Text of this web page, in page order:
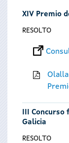
aquíXIV Premio
RESOLTO
Olalla
III Concurso
Galicia
RESOLTO